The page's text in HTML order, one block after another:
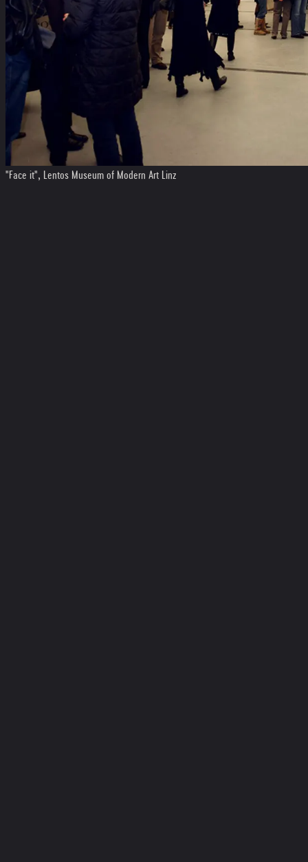
"Face it", Lentos Museum of Modern Art Linz